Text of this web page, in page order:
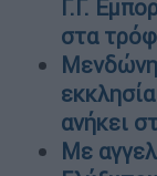
Γ.Γ.
στα
ανήκει
Με